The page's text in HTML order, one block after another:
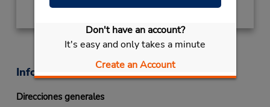
Don't have an account?
It's easy and only takes a minute
Create an Account
Información sobre la oficina
Direcciones generales